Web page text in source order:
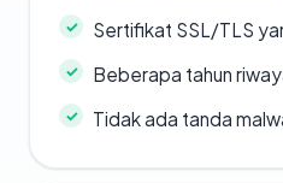
Sertifikat SSL/TLS
Beberapa tahun
Tidak ada tanda